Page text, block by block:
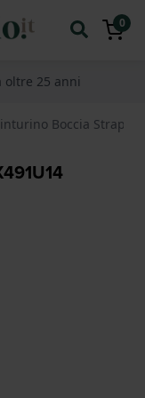
0
oltre 25 anni
Boccia Straps